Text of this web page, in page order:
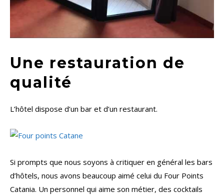
Une restauration de
qualité
L’hôtel dispose d’un bar et d’un restaurant.
Si prompts que nous soyons à critiquer en général les bars
d’hôtels, nous avons beaucoup aimé celui du Four Points
Catania. Un personnel qui aime son métier, des cocktails